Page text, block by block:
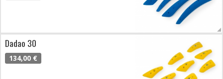
Dadao 30
134,00 €